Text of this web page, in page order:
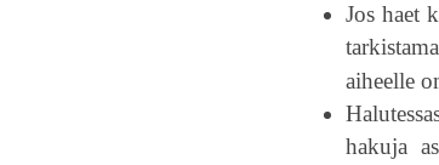
Jos haet
aiheelle
hakuja